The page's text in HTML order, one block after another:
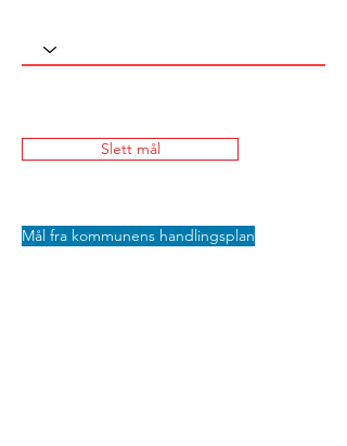
Slett mål
Mål fra kommunens handlingsplan